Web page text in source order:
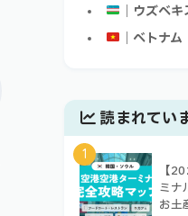
｜ウズベ
｜ベトナム
読まれてい
1
【
ミナ
お土